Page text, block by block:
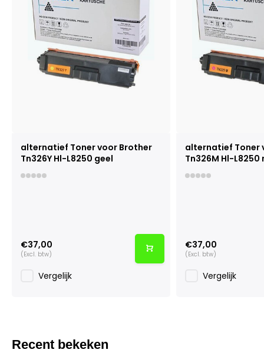
alternatief Toner voor Brother
Tn326Y Hl-L8250 geel
€37,00
(Excl. btw)
Vergelijk
alternatief Toner
Tn326M Hl-
€37,00
(Excl. btw)
Vergelijk
Recent bekeken